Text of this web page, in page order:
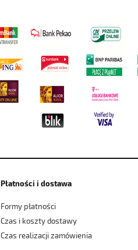
Płatności i dostawa
Formy płatności
Czas i koszty dostawy
Czas realizacji zamówienia